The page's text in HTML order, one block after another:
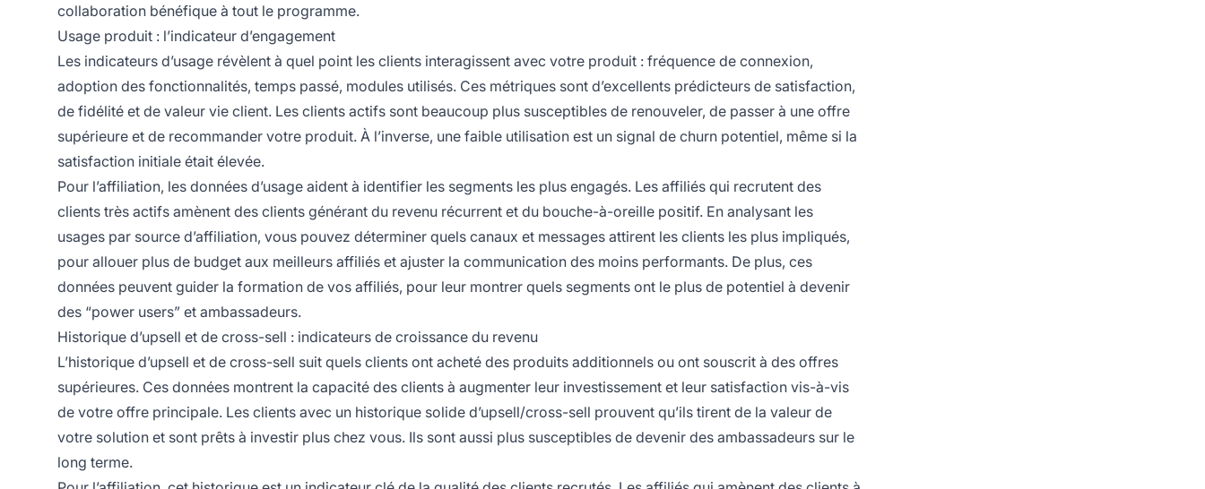
collaboration bénéfique à tout le programme.
Usage produit : l’indicateur d’engagement
Les indicateurs d’usage révèlent à quel point les clients interagissent avec votre produit : fréquence de connexion,
adoption des fonctionnalités, temps passé, modules utilisés. Ces métriques sont d’excellents prédicteurs de satisfaction,
de fidélité et de valeur vie client. Les clients actifs sont beaucoup plus susceptibles de renouveler, de passer à une offre
supérieure et de recommander votre produit. À l’inverse, une faible utilisation est un signal de churn potentiel, même si la
satisfaction initiale était élevée.
Pour l’affiliation, les données d’usage aident à identifier les segments les plus engagés. Les affiliés qui recrutent des
clients très actifs amènent des clients générant du revenu récurrent et du bouche-à-oreille positif. En analysant les
usages par source d’affiliation, vous pouvez déterminer quels canaux et messages attirent les clients les plus impliqués,
pour allouer plus de budget aux meilleurs affiliés et ajuster la communication des moins performants. De plus, ces
données peuvent guider la formation de vos affiliés, pour leur montrer quels segments ont le plus de potentiel à devenir
des “power users” et ambassadeurs.
Historique d’upsell et de cross-sell : indicateurs de croissance du revenu
L’historique d’upsell et de cross-sell suit quels clients ont acheté des produits additionnels ou ont souscrit à des offres
supérieures. Ces données montrent la capacité des clients à augmenter leur investissement et leur satisfaction vis-à-vis
de votre offre principale. Les clients avec un historique solide d’upsell/cross-sell prouvent qu’ils tirent de la valeur de
votre solution et sont prêts à investir plus chez vous. Ils sont aussi plus susceptibles de devenir des ambassadeurs sur le
long terme.